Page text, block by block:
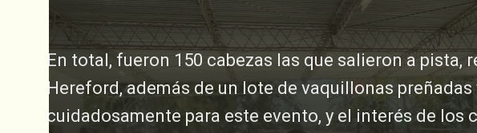
En total, fueron 150 cabezas las que salieron a
Hereford, además de un lote de vaquillonas
cuidadosamente para este evento, y el interés de